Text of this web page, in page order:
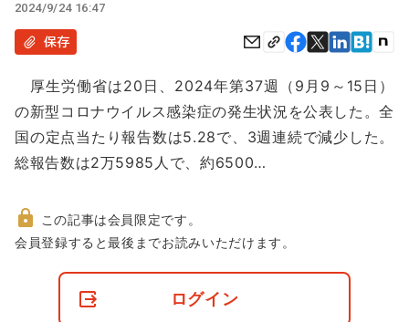
ツ
に
動
2024/9/24 16:47
保存
厚生労働省は20日、2024年第37週（9月9～15日）
の新型コロナウイルス感染症の発生状況を公表した。全
国の定点当たり報告数は5.28で、3週連続で減少した。
総報告数は2万5985人で、約6500…
非
この記事は会員限定です。
会員登録すると最後までお読みいただけます。
ログイン